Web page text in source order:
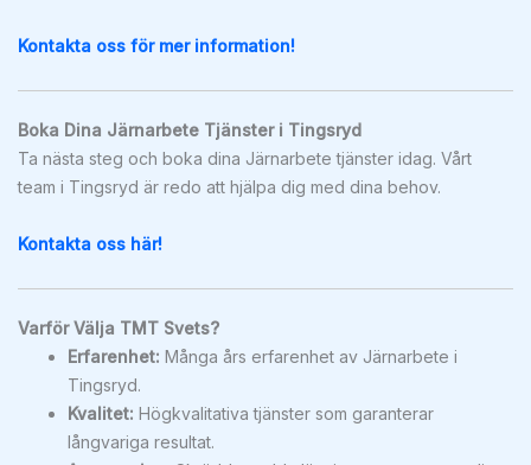
Kontakta oss för mer information!
Boka Dina Järnarbete Tjänster i Tingsryd
Ta nästa steg och boka dina Järnarbete tjänster idag. Vårt
team i Tingsryd är redo att hjälpa dig med dina behov.
Kontakta oss här!
Varför Välja TMT Svets?
Erfarenhet: Många års erfarenhet av Järnarbete i
Tingsryd.
Kvalitet: Högkvalitativa tjänster som garanterar
långvariga resultat.